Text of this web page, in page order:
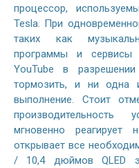
процессор,
Tesla. При
таких как
программы и сервисы
YouTube в
тормозить, и ни одна
выполнение. Стоит
производительность
мгновенно
открывает все
/ 10,4 дюймов QLED